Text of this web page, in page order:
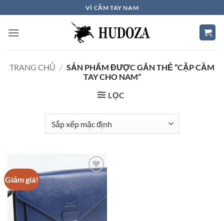
qua
nội
VÍ CẦM TAY NAM
TRANG CHỦ / SẢN PHẨM ĐƯỢC GẮN THẺ “CẶP CẦM
TAY CHO NAM”
LỌC
Giảm giá!
Add to
Wishlist